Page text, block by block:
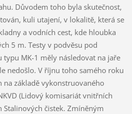
Důvodem toho byla skutečnost,
kuli utajení, v lokalitě, která se
a vodních cest, kde hloubka
5 m. Testy v podvěsu pod
MK-1 měly následovat na jaře
nedošlo. V říjnu toho samého roku
na základě vykonstruovaného
(Lidový komisariát vnitřních
Stalinových čistek. Zmíněným